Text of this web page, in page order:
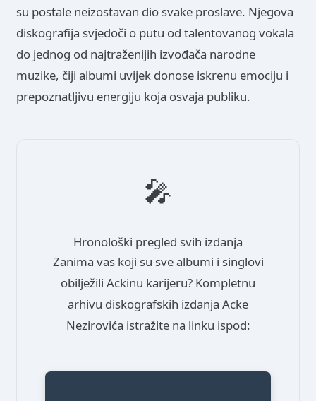
su postale neizostavan dio svake proslave. Njegova
diskografija svjedoči o putu od talentovanog vokala
do jednog od najtraženijih izvođača narodne
muzike, čiji albumi uvijek donose iskrenu emociju i
prepoznatljivu energiju koja osvaja publiku.
🎤
Hronološki pregled svih izdanja
Zanima vas koji su sve albumi i singlovi
obilježili Ackinu karijeru? Kompletnu
arhivu diskografskih izdanja Acke
Nezirovića istražite na linku ispod: